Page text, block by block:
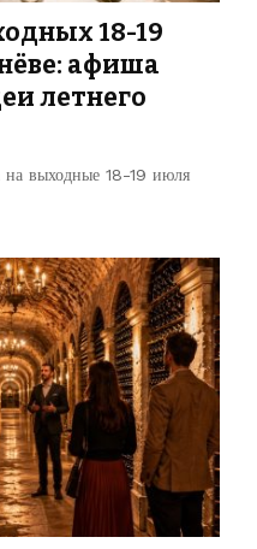
18-19
афиша
летнего
выходные 18-19 июля